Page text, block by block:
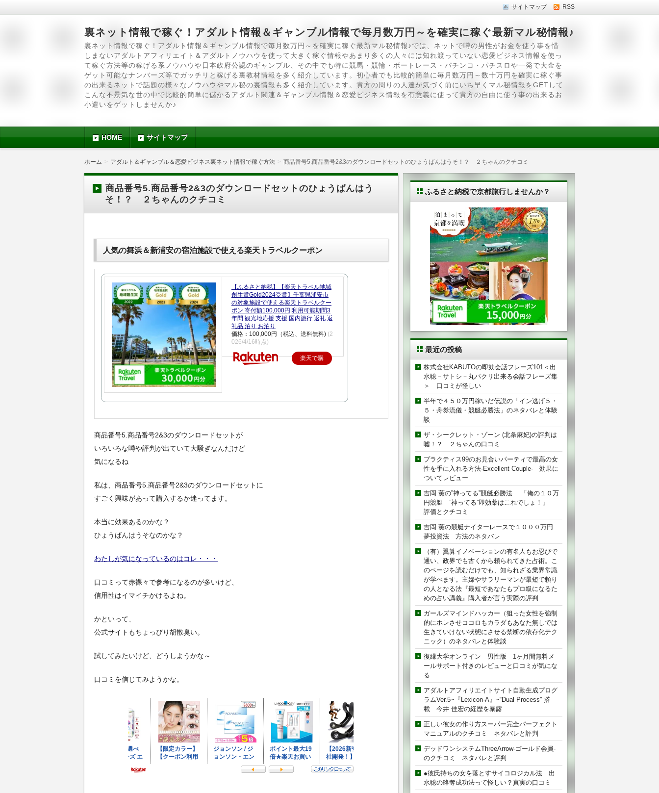
サイトマップ RSS
裏ネット情報で稼ぐ！アダルト情報＆ギャンブル情報で毎月数万円～を確実に稼ぐ最新マル秘情報♪
裏ネット情報で稼ぐ！アダルト情報＆ギャンブル情報で毎月数万円～を確実に稼ぐ最新マル秘情報♪では、ネットで噂の男性がお金を使う事を惜
しまないアダルトアフィリエイト＆アダルトノウハウを使って大きく稼ぐ情報やあまり多くの人々には知れ渡っていない恋愛ビジネス情報を使っ
て稼ぐ方法等の稼げる系ノウハウや日本政府公認のギャンブル、その中でも特に競馬・競輪・ボートレース・パチンコ・パチスロや一発で大金を
ゲット可能なナンバーズ等でガッチリと稼げる裏教材情報を多く紹介しています。初心者でも比較的簡単に毎月数万円～数十万円を確実に稼ぐ事
の出来るネットで話題の様々なノウハウやマル秘の裏情報も多く紹介しています。貴方の周りの人達が気づく前にいち早くマル秘情報をGETして
こんな不景気な世の中で比較的簡単に儲かるアダルト関連＆ギャンブル情報＆恋愛ビジネス情報を有意義に使って貴方の自由に使う事の出来るお
小遣いをゲットしませんか♪
HOME サイトマップ
ホーム アダルト＆ギャンブル＆恋愛ビジネス裏ネット情報で稼ぐ方法 商品番号5.商品番号2&3のダウンロードセットのひょうばんはうそ！？ ２ちゃんのクチコミ
商品番号5.商品番号2&3のダウンロードセットのひょうばんはう
そ！？ ２ちゃんのクチコミ
人気の舞浜＆新浦安の宿泊施設で使える楽天トラベルクーポン
【ふるさと納税】【楽天トラベル地域
創生賞Gold2024受賞】千葉県浦安市
の対象施設で使える楽天トラベルクー
ポン 寄付額100,000円|利用可能期間3
年間 観光地応援 支援 国内旅行 返礼 返
礼品 泊り お泊り
価格：100,000円（税込、送料無料) (2
026/4/16時点)
楽天で購
商品番号5.商品番号2&3のダウンロードセットが
いろいろな噂や評判が出ていて大騒ぎなんだけど
気になるね
私は、商品番号5.商品番号2&3のダウンロードセットに
すごく興味があって購入するか迷ってます。
本当に効果あるのかな？
ひょうばんはうそなのかな？
わたしが気になっているのはコレ・・・
口コミって赤裸々で参考になるのが多いけど、
信用性はイマイチかけるよね。
かといって、
公式サイトもちょっぴり胡散臭い。
試してみたいけど、どうしようかな～
口コミを信じてみようかな。
ふるさと納税で京都旅行しませんか？
最近の投稿
株式会社KABUTOの即効会話フレーズ101＜出
水聡－サトシ－丸パクリ出来る会話フレーズ集
＞ 口コミが怪しい
半年で４５０万円稼いだ伝説の「イン逃げ５・
５・舟券流儀・競艇必勝法」のネタバレと体験
談
ザ・シークレット・ゾーン (北条麻妃)の評判は
嘘！？ ２ちゃんの口コミ
プラクティス99のお見合いパーティで最高の女
性を手に入れる方法-Excellent Couple- 効果に
ついてレビュー
吉岡 薫の”神ってる”競艇必勝法 「俺の１０万
円競艇 ”神ってる”即効薬はこれでしょ！」
評価とクチコミ
吉岡 薫の競艇ナイターレースで１０００万円
夢投資法 方法のネタバレ
（有）翼算イノベーションの有名人もお忍びで
通い、政界でも古くから頼られてきた占術。こ
のページを読むだけでも、知られざる業界常識
が学べます。主婦やサラリーマンが最短で頼り
の人となる法『最短であなたもプロ級になるた
めの占い講義』購入者が言う実際の評判
ガールズマインドハッカー（狙った女性を強制
的にホレさせココロもカラダもあなた無しでは
生きていけない状態にさせる禁断の依存化テク
ニック）のネタバレと体験談
復縁大学オンライン 男性版 1ヶ月間無料メ
ールサポート付きのレビューと口コミが気にな
る
アダルトアフィリエイトサイト自動生成プログ
ラムVer.5~『Lexicon-A』~“Dual Process” 搭
載 今井 佳宏の経歴を暴露
正しい彼女の作り方スーパー完全パーフェクト
マニュアルのクチコミ ネタバレと評判
デッドワンシステムThreeArrow-ゴールド会員-
のクチコミ ネタバレと評判
●彼氏持ちの女を落とすサイコロジカル法 出
水聡の略奪成功法って怪しい？真実の口コミ